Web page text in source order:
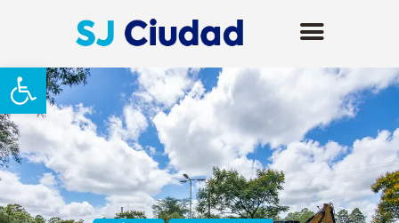
Abrir barra de herramientas